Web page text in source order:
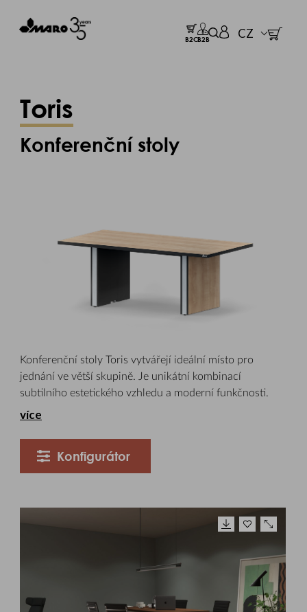
B2CB2B CZ
Toris
Konferenční stoly
Konferenční stoly Toris vytvářejí ideální místo pro
jednání ve větší skupině. Je unikátní kombinací
subtilního estetického vzhledu a moderní funkčnosti.
více
Konfigurátor